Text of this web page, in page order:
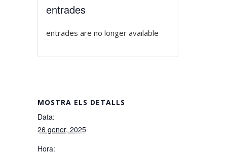
MOSTRA ELS DETALLS
Data:
26 gener, 2025
Hora:
entrades
entrades are no longer available